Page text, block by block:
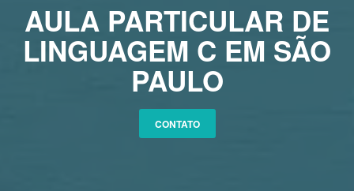
AULA PARTICULAR DE
LINGUAGEM C EM SÃO
PAULO
CONTATO